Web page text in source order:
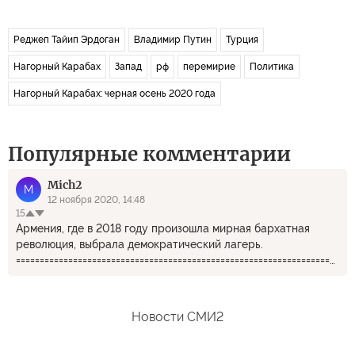
Реджеп Тайип Эрдоган Владимир Путин Турция
Нагорный Карабах Запад рф перемирие Политика
Нагорный Карабах: черная осень 2020 года
Популярные комментарии
M Mich2
12 ноября 2020, 14:48
15
Армения, где в 2018 году произошла мирная бархатная
революция, выбрала демократический лагерь.
Новости СМИ2